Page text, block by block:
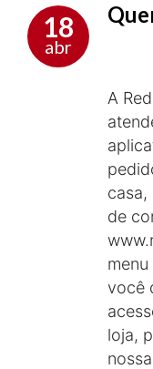
18
abr
A
casa,
de
você
loja,